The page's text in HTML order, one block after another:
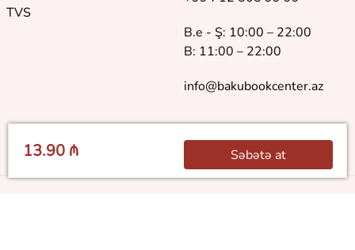
13.90 ₼ Səbətə at
TVS
B.e - Ş: 10:00 – 22:00
B: 11:00 – 22:00
info@bakubookcenter.az